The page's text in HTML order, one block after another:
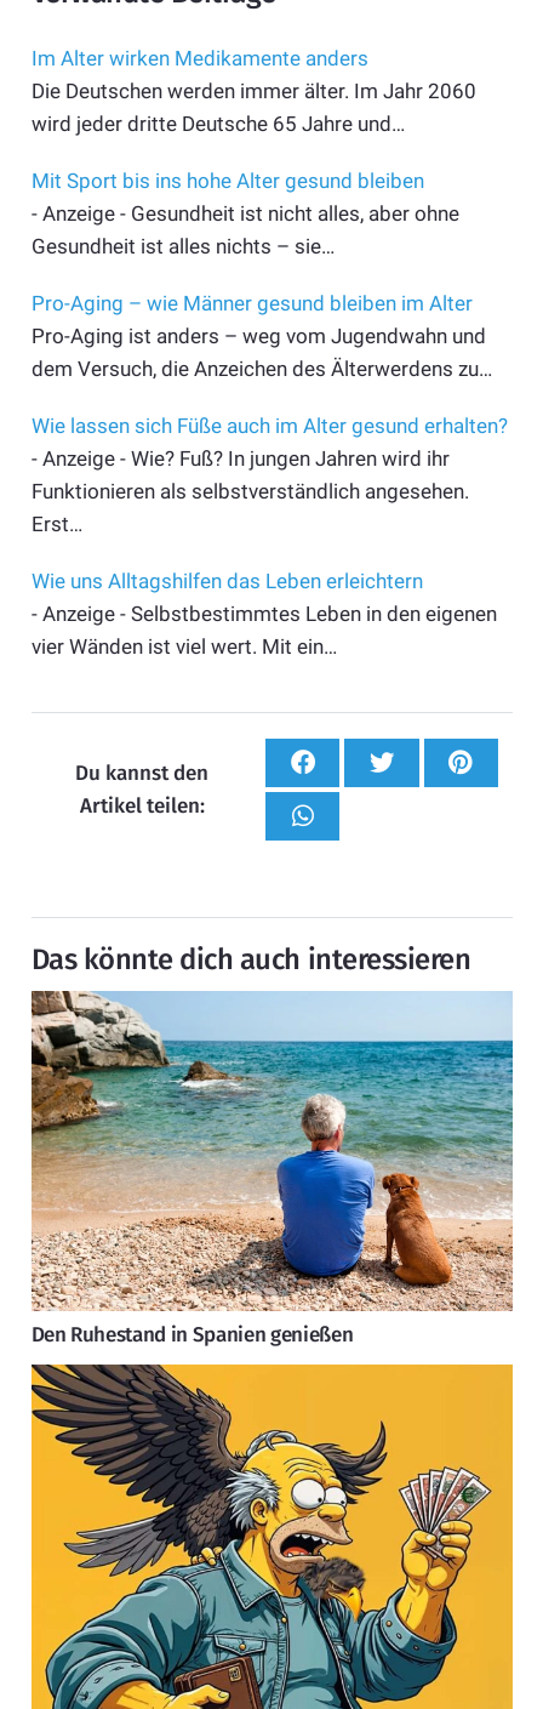
Im Alter wirken Medikamente anders
Die Deutschen werden immer älter. Im Jahr 2060
wird jeder dritte Deutsche 65 Jahre und…
Mit Sport bis ins hohe Alter gesund bleiben
- Anzeige - Gesundheit ist nicht alles, aber ohne
Gesundheit ist alles nichts – sie…
Pro-Aging – wie Männer gesund bleiben im Alter
Pro-Aging ist anders – weg vom Jugendwahn und
dem Versuch, die Anzeichen des Älterwerdens zu…
Wie lassen sich Füße auch im Alter gesund erhalten?
- Anzeige - Wie? Fuß? In jungen Jahren wird ihr
Funktionieren als selbstverständlich angesehen.
Erst…
Wie uns Alltagshilfen das Leben erleichtern
- Anzeige - Selbstbestimmtes Leben in den eigenen
vier Wänden ist viel wert. Mit ein…
Du kannst den
Artikel teilen:
Das könnte dich auch interessieren
Den Ruhestand in Spanien genießen